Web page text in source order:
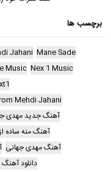
برچسب ها
Mane Sade
Jahani
Nex 1 Music
Music
Mehdi Jahani
آهنگ جدید مهدی
آهنگ منه ساده
آهنگ مهدی جهانی
دانلود